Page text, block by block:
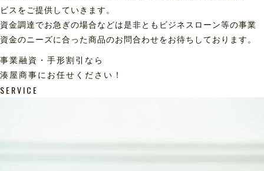
ビスをご提供していきます。
資金調達でお急ぎの場合などは是非ともビジネスローン等の事業
資金のニーズに合った商品のお問合わせをお待ちしております。
事業融資・手形割引なら
湊屋商事にお任せください！
SERVICE